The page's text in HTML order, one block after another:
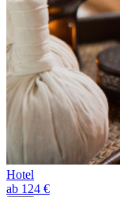
Hotel
ab 124 €